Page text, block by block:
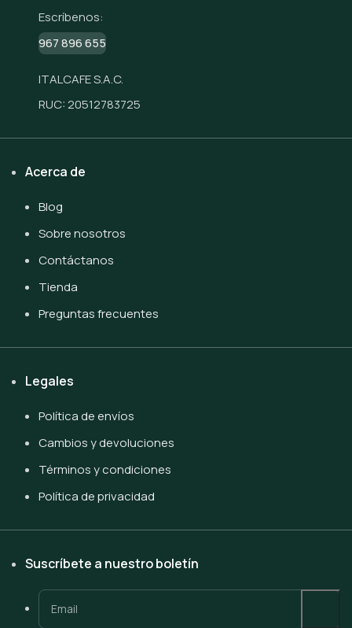
Escríbenos:
967 896 655
ITALCAFE S.A.C.
RUC: 20512783725
Acerca de
Blog
Sobre nosotros
Contáctanos
Tienda
Preguntas frecuentes
Legales
Política de envíos
Cambios y devoluciones
Términos y condiciones
Política de privacidad
Suscríbete a nuestro boletín